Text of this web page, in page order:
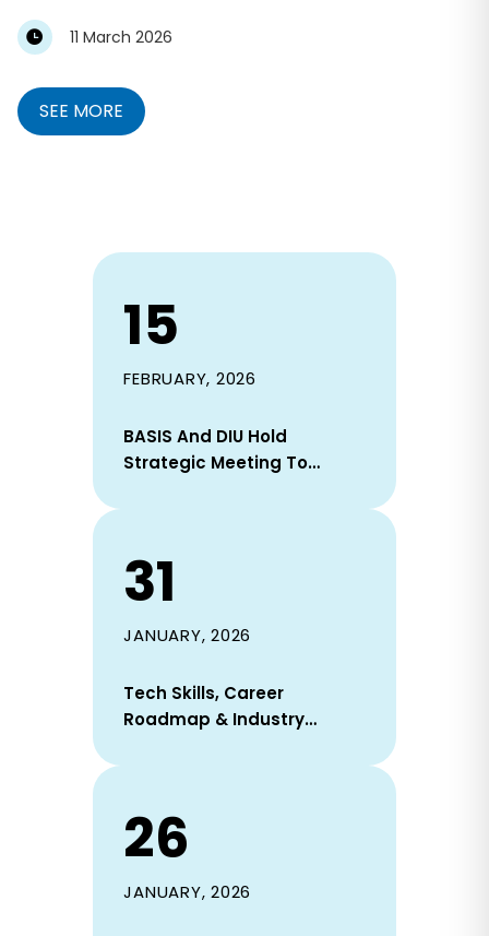
11 March 2026
SEE MORE
15
FEBRUARY, 2026
BASIS And DIU Hold
Strategic Meeting To
31
JANUARY, 2026
Tech Skills, Career
Roadmap & Industry
26
JANUARY, 2026